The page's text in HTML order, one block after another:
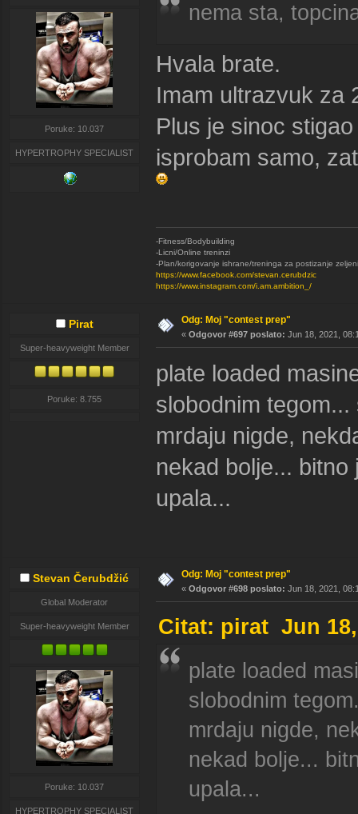
Poruke: 10.037
HYPERTROPHY SPECIALIST
nema sta,
Hvala brate.
Imam ultrazvuk za
Plus je sinoc
isprobam samo,
-Fitness/Bodybuilding
-Licni/Online treninzi
-Plan/korigovanje ishrane/treninga za postizanje
https://www.facebook.com/stevan.cerubdzic
https://www.instagram.com/i.am.ambition_/
Pirat
Super-heavyweight Member
Poruke: 8.755
Odg: Moj "contest prep"
« Odgovor #697 poslato: Jun 18, 2021,
plate loaded
slobodnim
mrdaju nigde,
nekad bolje...
upala...
Stevan Čerubdžić
Global Moderator
Super-heavyweight Member
Poruke: 10.037
HYPERTROPHY SPECIALIST
Odg: Moj "contest prep"
« Odgovor #698 poslato: Jun 18, 2021,
Citat: pirat Jun
plate loaded
slobodnim
mrdaju nigde,
nekad bolje...
upala...